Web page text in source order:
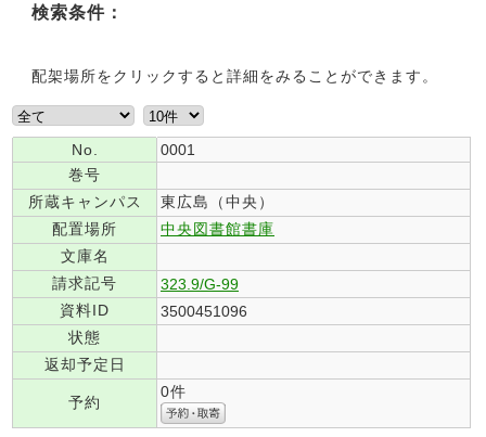
検索条件：
配架場所をクリックすると詳細をみることができます。
No.
0001
巻号
所蔵キャンパス
東広島（中央）
配置場所
中央図書館書庫
文庫名
請求記号
323.9/G-99
資料ID
3500451096
状態
返却予定日
予約
0件